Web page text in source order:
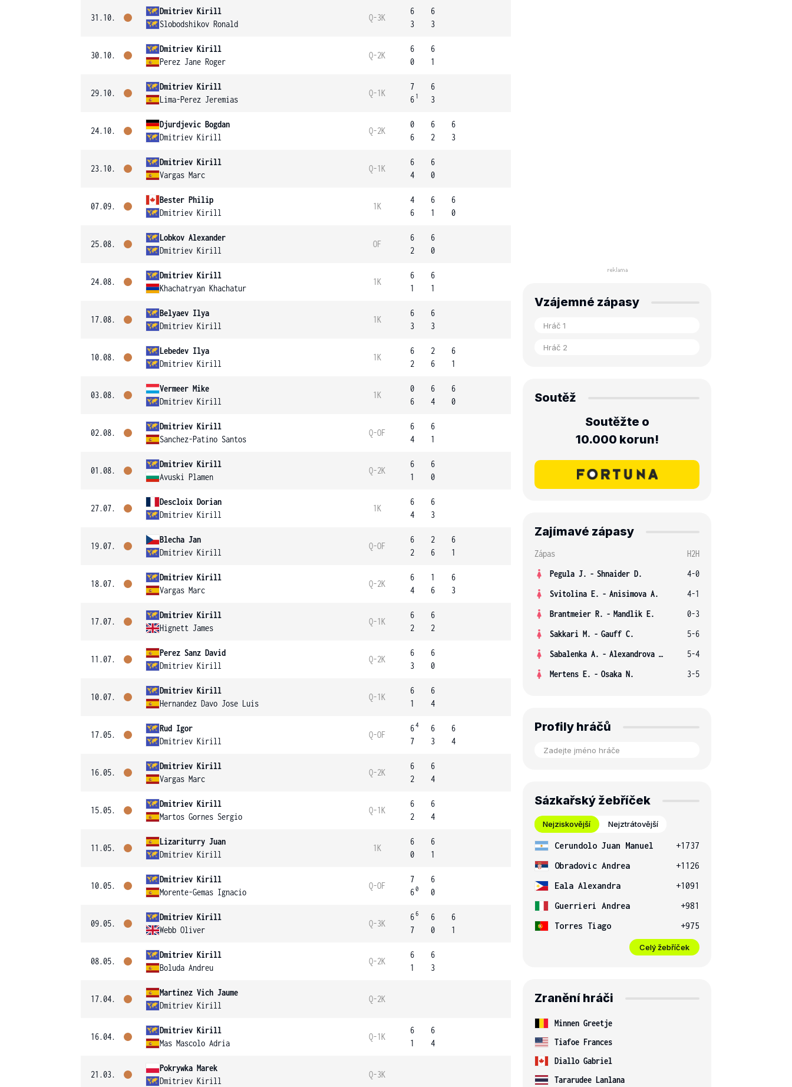
31.10.
Dmitriev Kirill
Slobodshikov Ronald
Q-3K
6
3
6
3
30.10.
Dmitriev Kirill
Perez Jane Roger
Q-2K
6
0
6
1
29.10.
Dmitriev Kirill
Lima-Perez Jeremias
Q-1K
7
6 1
6
3
24.10.
Djurdjevic Bogdan
Dmitriev Kirill
Q-2K
0
6
6
2
6
3
23.10.
Dmitriev Kirill
Vargas Marc
Q-1K
6
4
6
0
07.09.
Bester Philip
Dmitriev Kirill
1K
4
6
6
1
6
0
25.08.
Lobkov Alexander
Dmitriev Kirill
OF
6
2
6
0
24.08.
Dmitriev Kirill
Khachatryan Khachatur
1K
6
1
6
1
17.08.
Belyaev Ilya
Dmitriev Kirill
1K
6
3
6
3
10.08.
Lebedev Ilya
Dmitriev Kirill
1K
6
2
2
6
6
1
03.08.
Vermeer Mike
Dmitriev Kirill
1K
0
6
6
4
6
0
02.08.
Dmitriev Kirill
Sanchez-Patino Santos
Q-OF
6
4
6
1
01.08.
Dmitriev Kirill
Avuski Plamen
Q-2K
6
1
6
0
27.07.
Descloix Dorian
Dmitriev Kirill
1K
6
4
6
3
19.07.
Blecha Jan
Dmitriev Kirill
Q-OF
6
2
2
6
6
1
18.07.
Dmitriev Kirill
Vargas Marc
Q-2K
6
4
1
6
6
3
17.07.
Dmitriev Kirill
Hignett James
Q-1K
6
2
6
2
11.07.
Perez Sanz David
Dmitriev Kirill
Q-2K
6
3
6
0
10.07.
Dmitriev Kirill
Hernandez Davo Jose Luis
Q-1K
6
1
6
4
17.05.
Rud Igor
Dmitriev Kirill
Q-OF
64
7
6
3
6
4
16.05.
Dmitriev Kirill
Vargas Marc
Q-2K
6
2
6
4
15.05.
Dmitriev Kirill
Martos Gornes Sergio
Q-1K
6
2
6
4
11.05.
Lizariturry Juan
Dmitriev Kirill
1K
6
0
6
1
10.05.
Dmitriev Kirill
Morente-Gemas Ignacio
Q-OF
7
60
6
0
09.05.
Dmitriev Kirill
Webb Oliver
Q-3K
66
7
6
0
6
1
08.05.
Dmitriev Kirill
Boluda Andreu
Q-2K
6
1
6
3
17.04.
Martinez Vich Jaume
Dmitriev Kirill
Q-2K
16.04.
Dmitriev Kirill
Mas Mascolo Adria
Q-1K
6
1
6
4
21.03.
Pokrywka Marek
Dmitriev Kirill
Q-3K
Vzájemné zápasy
Soutěž
Soutěžte o
10.000 korun!
Zajímavé zápasy
Zápas
H2H
Pegula J. - Shnaider D.
4-0
Svitolina E. - Anisimova A.
4-1
Brantmeier R. - Mandlik E.
0-3
Sakkari M. - Gauff C.
5-6
Sabalenka A. - Alexandrova E.
5-4
Mertens E. - Osaka N. 3-5
Profily hráčů
Sázkařský žebříček
Nejziskovější Nejztrátovější
Cerundolo Juan Manuel
+1737
Obradovic Andrea
+1126
Eala Alexandra
+1091
Guerrieri Andrea
+981
Torres Tiago
+975
Celý žebříček
Zranění hráči
Minnen Greetje
Tiafoe Frances
Diallo Gabriel
Tararudee Lanlana